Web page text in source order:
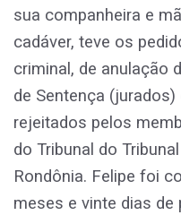
sua companheira e
cadáver, teve os
criminal, de anulação
de Sentença
rejeitados pelos
do Tribunal do
Rondônia. Felipe foi
meses e vinte dias de